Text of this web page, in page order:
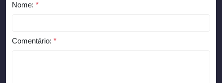
Nome: *
Comentário: *